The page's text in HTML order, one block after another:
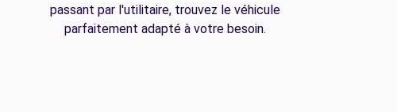
passant par l'utilitaire, trouvez le véhicule
parfaitement adapté à votre besoin.